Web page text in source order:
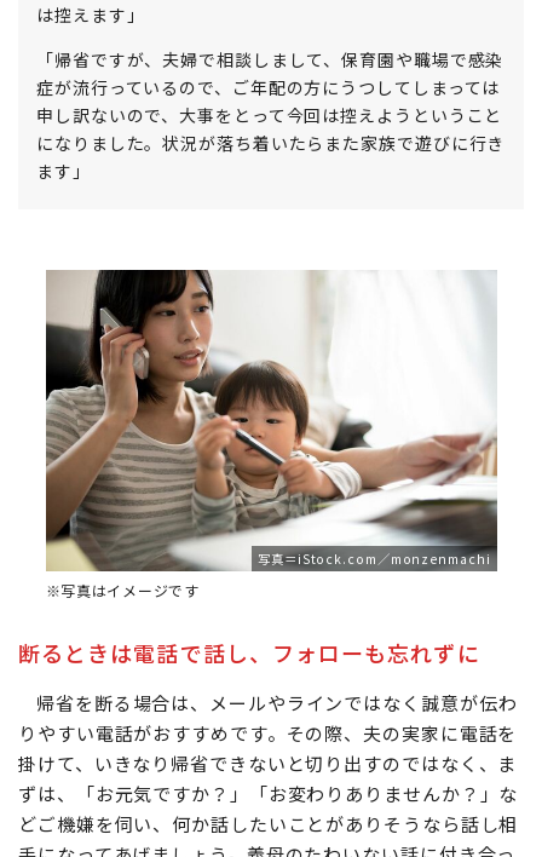
は控えます」
「帰省ですが、夫婦で相談しまして、保育園や職場で感染
症が流行っているので、ご年配の方にうつしてしまっては
申し訳ないので、大事をとって今回は控えようということ
になりました。状況が落ち着いたらまた家族で遊びに行き
ます」
写真＝iStock.com／monzenmachi
※写真はイメージです
断るときは電話で話し、フォローも忘れずに
帰省を断る場合は、メールやラインではなく誠意が伝わ
りやすい電話がおすすめです。その際、夫の実家に電話を
掛けて、いきなり帰省できないと切り出すのではなく、ま
ずは、「お元気ですか？」「お変わりありませんか？」な
どご機嫌を伺い、何か話したいことがありそうなら話し相